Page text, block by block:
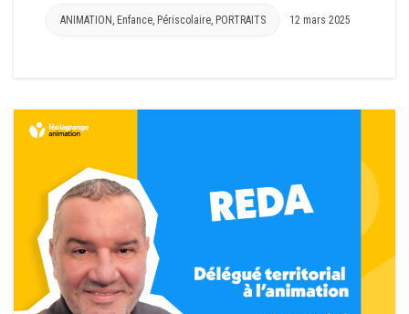
ANIMATION , Enfance, Périscolaire, PORTRAITS 12 mars 2025